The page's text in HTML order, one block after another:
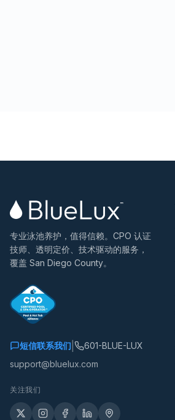
专业泳池养护，值得信赖。CPO 认证
技师、透明定价、技术驱动的服务，
覆盖 San Diego County。
短信联系我们
601-BLUE-LUX
support@bluelux.com
关注我们